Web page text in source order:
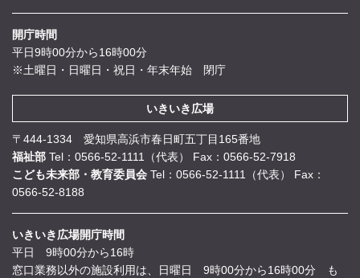
開庁時間
平日9時00分から16時00分
※土曜日・日曜日・祝日・年末年始 閉庁
いきいき広場
〒444-1334 愛知県高浜市春日町五丁目165番地
福祉部 Tel：0566-52-1111（代表）
Fax：0566-52-7918
こども未来部・教育委員会 Tel：0566-52-1111（代表）
Fax：
0566-52-8188
いきいき広場開庁時間
平日 9時00分から16時
窓口業務以外の施設利用は、日曜日 9時00分から16時00分 も